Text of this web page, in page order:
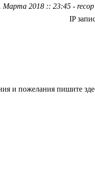
Марта 2018 :: 23:45 - recop
IP
и пожелания пишите